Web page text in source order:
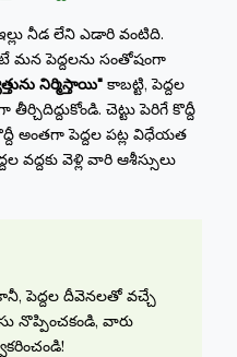
నీడ లేని ఎడారి వంటిది.
మన పెద్దలను సంతోషంగా
నిర్మిస్తాయి" కాబట్టి, పెద్దల
చెట్టు పెరిగే కొద్దీ
అంతగా పెద్దల పట్ల విధేయత
వెళ్లి వారి ఆశీస్సులు
పెద్దల దీవెనలతో వచ్చే
నొప్పించకండి, వారు